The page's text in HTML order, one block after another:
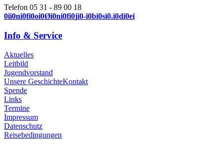
Telefon 05 31 - 89 00 18
0ii0ni0fi0oi0Øi0ni0fi0ji0-i0bi0si0.i0di0ei
Info & Service
Aktuelles
Leitbild
Jugendvorstand
Unsere GeschichteKontakt
Spende
Links
Termine
Impressum
Datenschutz
Reisebedingungen